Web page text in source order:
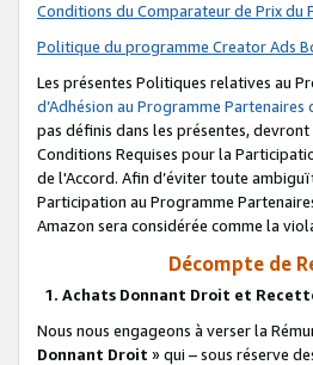
Conditions du Comparateur de Prix du
Politique du programme Creator Ads
Les présentes Politiques relatives au
d’Adhésion au Programme Partenaires
pas définis dans les présentes,
Conditions Requises pour la
de l'Accord. Afin d’éviter toute
Participation au Programme
Amazon sera considérée comme la
Décompte de
1. Achats Donnant Droit et
Nous nous engageons à verser la
Donnant Droit » qui – sous réserve